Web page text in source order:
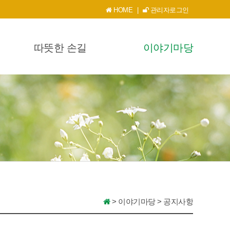
HOME | 관리자로그인
따뜻한 손길 이야기마당
> 이야기마당> 공지사항